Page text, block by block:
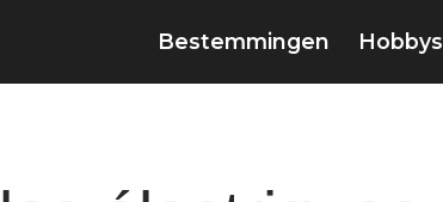
Bestemmingen Hobbys